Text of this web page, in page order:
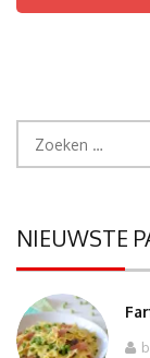
NIEUWSTE